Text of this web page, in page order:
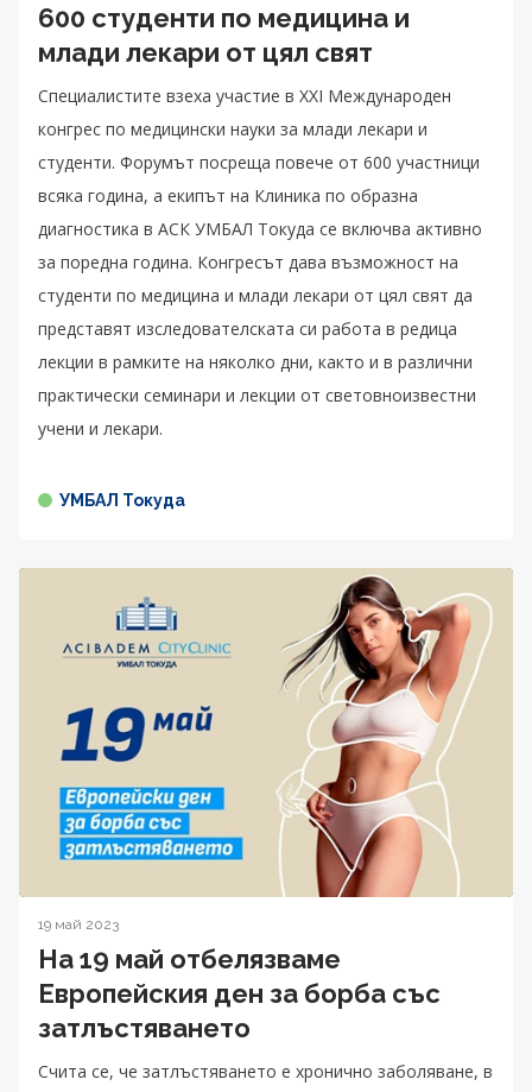
600 студенти по медицина и
млади лекари от цял свят
Специалистите взеха участие в XXI Международен
конгрес по медицински науки за млади лекари и
студенти. Форумът посреща повече от 600 участници
всяка година, а екипът на Клиника по образна
диагностика в АСК УМБАЛ Токуда се включва активно
за поредна година. Конгресът дава възможност на
студенти по медицина и млади лекари от цял свят да
представят изследователската си работа в редица
лекции в рамките на няколко дни, както и в различни
практически семинари и лекции от световноизвестни
учени и лекари.
УМБАЛ Токуда
19 май 2023
На 19 май отбелязваме
Европейския ден за борба със
затлъстяването
Счита се, че затлъстяването е хронично заболяване, в